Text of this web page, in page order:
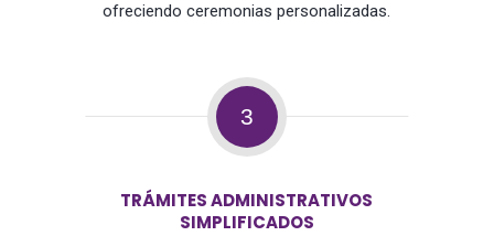
ofreciendo ceremonias personalizadas.
3
TRÁMITES ADMINISTRATIVOS
SIMPLIFICADOS